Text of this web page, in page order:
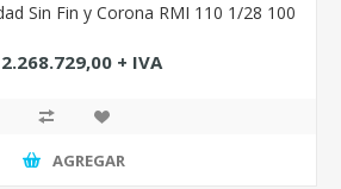
Sin Fin y Corona RMI 110 1/28 100
+ IVA
AGREGAR